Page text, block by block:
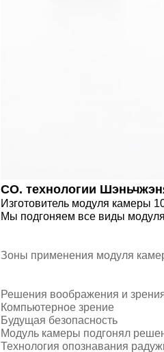
CO. технологии
Изготовитель модуля камеры
Мы подгоняем все виды
Зоны применения модуля
Решения воображения и
Компьютерное
Будущая
Модуль камеры
Технология